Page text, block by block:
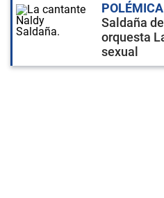
POLÉMICA
Saldaña
orquesta
sexual